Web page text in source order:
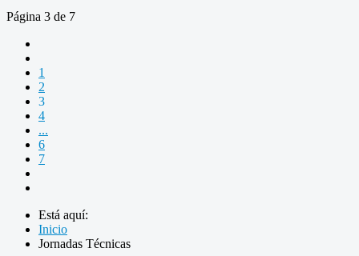
Página 3 de 7
1
2
3
4
...
6
7
Está aquí:
Inicio
Jornadas Técnicas